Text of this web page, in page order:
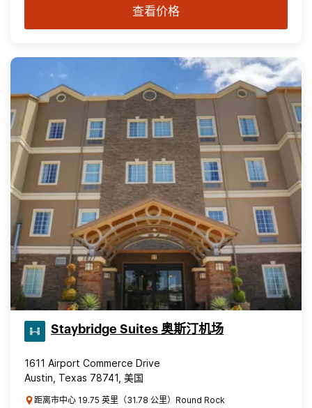
查看价格
Staybridge Suites 奥斯汀机场
1611 Airport Commerce Drive
Austin, Texas 78741, 美国
距离市中心 19.75 英里（31.78 公里）Round Rock